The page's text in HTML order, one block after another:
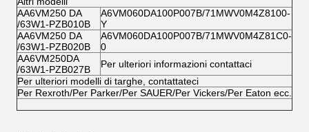
AA6VM250 DA
/63W1-PZB010B
A6VM060DA100P007B/71MWV0M4Z8100-
Y
AA6VM250 DA
/63W1-PZB020B
A6VM060DA100P007B/71MWV0M4Z81C0-
0
AA6VM250DA
/63W1-PZB027B
Per ulteriori informazioni contattaci
Per ulteriori modelli di targhe, contattateci
Per Rexroth/Per Parker/Per SAUER/Per Vickers/Per Eaton ecc.